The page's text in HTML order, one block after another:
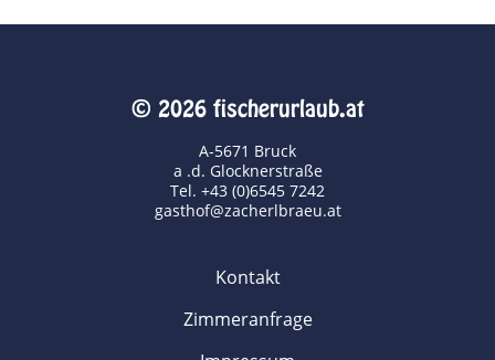
© 2026 fischerurlaub.at
A-5671 Bruck
a .d. Glocknerstraße
Tel. +43 (0)6545 7242
gasthof@zacherlbraeu.at
Kontakt
Zimmeranfrage